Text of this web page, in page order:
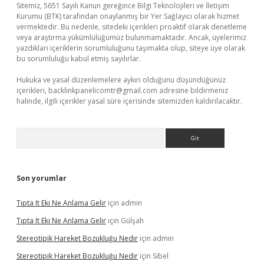
Sitemiz, 5651 Sayılı Kanun gereğince Bilgi Teknolojileri ve İletişim
Kurumu (BTK) tarafından onaylanmış bir Yer Sağlayıcı olarak hizmet
vermektedir. Bu nedenle, sitedeki içerikleri proaktif olarak denetleme
veya araştırma yükümlülüğümüz bulunmamaktadır. Ancak, üyelerimiz
yazdıkları içeriklerin sorumluluğunu taşımakta olup, siteye üye olarak
bu sorumluluğu kabul etmiş sayılırlar.
Hukuka ve yasal düzenlemelere aykırı olduğunu düşündüğünüz
içerikleri, backlinkpanelicomtr@gmail.com adresine bildirmeniz
halinde, ilgili içerikler yasal süre içerisinde sitemizden kaldırılacaktır.
Son yorumlar
Tıpta It Eki Ne Anlama Gelir için admin
Tıpta It Eki Ne Anlama Gelir için Gülşah
Stereotipik Hareket Bozukluğu Nedir için admin
Stereotipik Hareket Bozukluğu Nedir için Sibel